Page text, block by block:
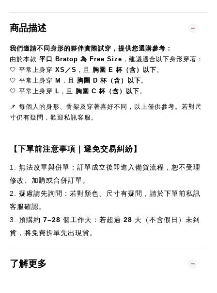
商品描述
我們邀請不同身形的夥伴實際試穿，提供您選購參考：
由於本款 平口 Bratop 為 Free Size ，建議適合以下身形穿著：
🤍 平常上身穿 XS／S ，且 胸圍 E 杯（含）以下。
🤍 平常上身穿 M ，且 胸圍 D 杯（含）以下。
🤍 平常上身穿 L ，且 胸圍 C 杯（含）以下。
📌 每個人的身形、骨架及穿著喜好不同，以上僅供參考。若對尺
寸仍有疑問，歡迎私訊客服。
【下單前注意事項｜避免交易糾紛】
1.
無法改單與併單：訂單成立後即進入備貨流程，恕不受理
修改、加購或合併訂單。
2.
疑慮請先詢問：若對顏色、尺寸有疑問，請於下單前私訊
客服確認。
3.
預購約 7–28 個工作天：若超過 28 天（不含假日）未到
貨，將免費拆單先出現貨。
了解更多